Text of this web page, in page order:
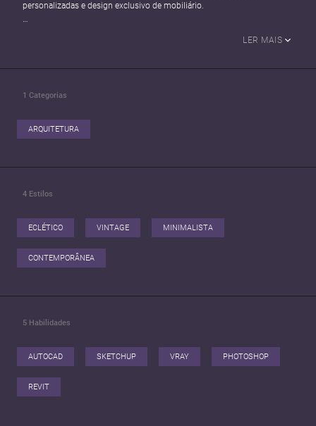
personalizadas e design exclusivo de mobiliário.
cliente.
- Head-5 Engenharia: manipulação topográfica para recebimento de
- Moretzsohn Arquitetura e Prada Arquitetura: desenvolvimento de
AutoCAD, Civil 3D, QGIS e Adobe Photoshop.
LER MAIS
1 Categorias
ARQUITETURA
4 Estilos
ECLÉTICO VINTAGE MINIMALISTA
CONTEMPORÂNEA
5 Habilidades
AUTOCAD SKETCHUP VRAY PHOTOSHOP
REVIT